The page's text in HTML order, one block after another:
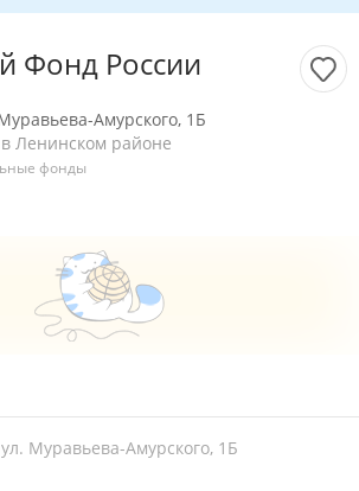
Фонд России
Амурского, 1Б
Ленинском районе
фонды
Муравьева-Амурского, 1Б